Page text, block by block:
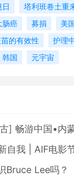
塔利班卷土重
肠癌 募捐 美
的有效性
护理
韩国 元宇宙
] 畅游中国•内蒙古
自我 | AIF电影
Bruce Lee吗？